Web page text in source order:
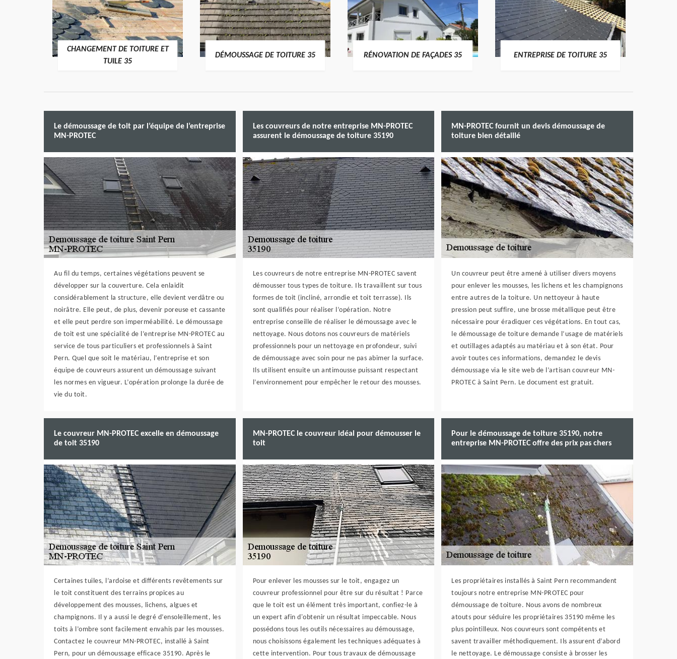
CHANGEMENT DE TOITURE ET
TUILE 35
DÉMOUSSAGE DE TOITURE 35 RÉNOVATION DE FAÇADES 35 ENTREPRISE DE TOITURE 35
Le démoussage de toit par l’équipe de l’entreprise
MN-PROTEC
Au fil du temps, certaines végétations peuvent se
développer sur la couverture. Cela enlaidit
considérablement la structure, elle devient verdâtre ou
noirâtre. Elle peut, de plus, devenir poreuse et cassante
et elle peut perdre son imperméabilité. Le démoussage
de toit est une spécialité de l’entreprise MN-PROTEC au
service de tous particuliers et professionnels à Saint
Pern. Quel que soit le matériau, l’entreprise et son
équipe de couvreurs assurent un démoussage suivant
les normes en vigueur. L’opération prolonge la durée de
vie du toit.
Les couvreurs de notre entreprise MN-PROTEC
assurent le démoussage de toiture 35190
Les couvreurs de notre entreprise MN-PROTEC savent
démousser tous types de toiture. Ils travaillent sur tous
formes de toit (incliné, arrondie et toit terrasse). Ils
sont qualifiés pour réaliser l’opération. Notre
entreprise conseille de réaliser le démoussage avec le
nettoyage. Nous dotons nos couvreurs de matériels
professionnels pour un nettoyage en profondeur, suivi
de démoussage avec soin pour ne pas abimer la surface.
Ils utilisent ensuite un antimousse puissant respectant
l’environnement pour empêcher le retour des mousses.
MN-PROTEC fournit un devis démoussage de
toiture bien détaillé
Un couvreur peut être amené à utiliser divers moyens
pour enlever les mousses, les lichens et les champignons
entre autres de la toiture. Un nettoyeur à haute
pression peut suffire, une brosse métallique peut être
nécessaire pour éradiquer ces végétations. En tout cas,
le démoussage de toiture demande l’usage de matériels
et outillages adaptés au matériau et à son état. Pour
avoir toutes ces informations, demandez le devis
démoussage via le site web de l’artisan couvreur MN-
PROTEC à Saint Pern. Le document est gratuit.
Le couvreur MN-PROTEC excelle en démoussage
de toit 35190
Certaines tuiles, l’ardoise et différents revêtements sur
le toit constituent des terrains propices au
développement des mousses, lichens, algues et
champignons. Il y a aussi le degré d’ensoleillement, les
toits à l’ombre sont facilement envahis par les mousses.
Contactez le couvreur MN-PROTEC, installé à Saint
Pern, pour un démoussage efficace 35190. Après le
MN-PROTEC le couvreur idéal pour démousser le
toit
Pour enlever les mousses sur le toit, engagez un
couvreur professionnel pour être sur du résultat ! Parce
que le toit est un élément très important, confiez-le à
un expert afin d'obtenir un résultat impeccable. Nous
possédons tous les outils nécessaires au démoussage,
nous choisissons également les techniques adéquates à
cette intervention. Pour tous travaux de démoussage
Pour le démoussage de toiture 35190, notre
entreprise MN-PROTEC offre des prix pas chers
Les propriétaires installés à Saint Pern recommandent
toujours notre entreprise MN-PROTEC pour
démoussage de toiture. Nous avons de nombreux
atouts pour séduire les propriétaires 35190 même les
plus pointilleux. Nos couvreurs sont compétents et
savent travailler méthodiquement. Ils assurent d’abord
le nettoyage. Le démoussage consiste à brosser les